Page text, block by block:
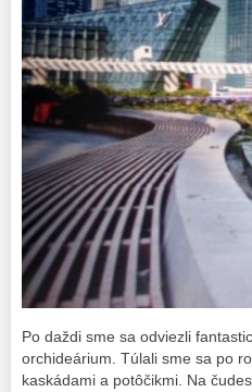
Po daždi sme sa odviezli
orchideárium. Túlali sme sa po
kaskádami a potôčikmi. Na